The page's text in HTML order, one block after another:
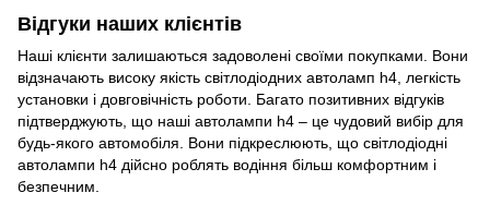
Відгуки наших клієнтів
Наші клієнти залишаються задоволені своїми покупками. Вони
відзначають високу якість світлодіодних автоламп h4, легкість
установки і довговічність роботи. Багато позитивних відгуків
підтверджують, що наші автолампи h4 – це чудовий вибір для
будь-якого автомобіля. Вони підкреслюють, що світлодіодні
автолампи h4 дійсно роблять водіння більш комфортним і
безпечним.